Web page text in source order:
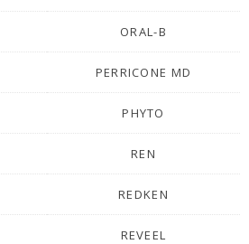
ORAL-B
PERRICONE MD
PHYTO
REN
REDKEN
REVEEL